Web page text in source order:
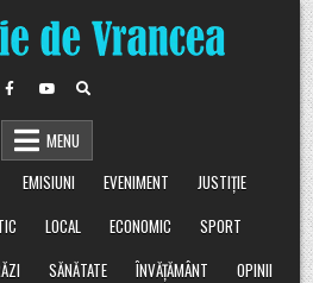
MENU
EMISIUNI EVENIMENT
JUSTIȚIE
LOCAL ECONOMIC
SPORT
SĂNĂTATE ÎNVĂȚĂMÂNT
OPINII